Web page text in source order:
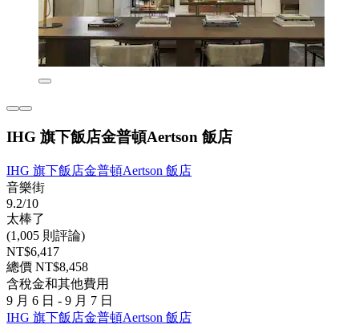
IHG 旗下飯店金普頓Aertson 飯店
IHG 旗下飯店金普頓Aertson 飯店
音樂街
9.2/10
太棒了
(1,005 則評論)
NT$6,417
總價 NT$8,458
含稅金和其他費用
9 月 6 日 - 9 月 7 日
IHG 旗下飯店金普頓Aertson 飯店